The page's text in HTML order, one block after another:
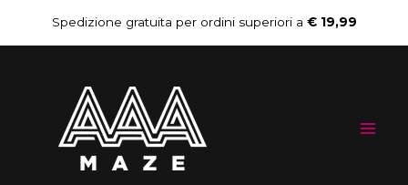
al
contenuto
Spedizione gratuita per ordini superiori a € 19,99
Navigazione
articoli